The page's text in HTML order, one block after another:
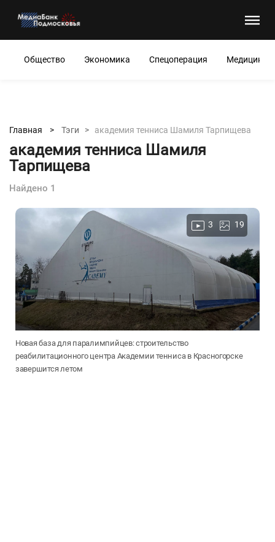
Общество Экономика Спецоперация Медицина
Главная > Тэги > академия тенниса Шамиля Тарпищева
академия тенниса Шамиля
Тарпищева
Найдено 1
3 19
Новая база для паралимпийцев: строительство
реабилитационного центра Академии тенниса в Красногорске
завершится летом